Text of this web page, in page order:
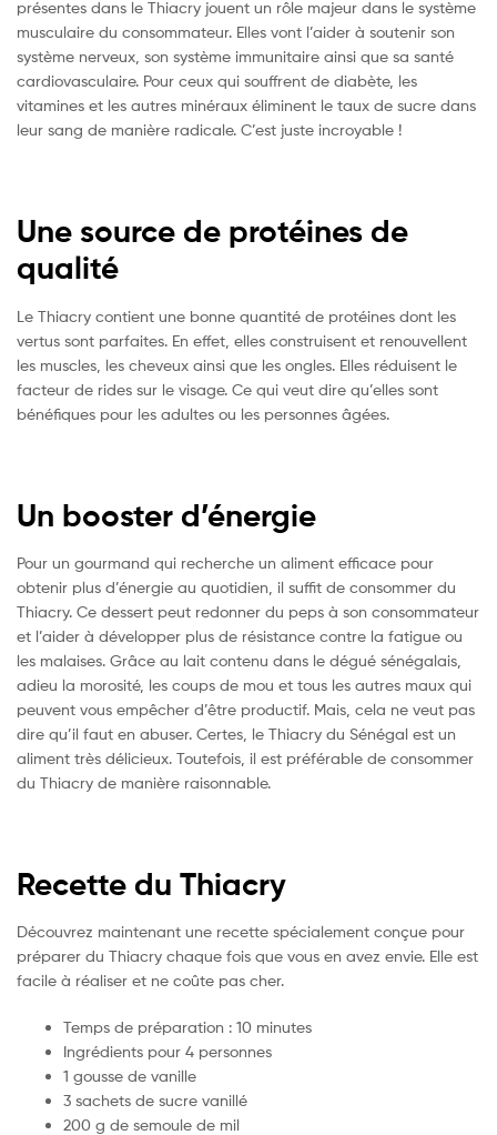
présentes dans le Thiacry jouent un rôle majeur dans le système
musculaire du consommateur. Elles vont l’aider à soutenir son
système nerveux, son système immunitaire ainsi que sa santé
cardiovasculaire. Pour ceux qui souffrent de diabète, les
vitamines et les autres minéraux éliminent le taux de sucre dans
leur sang de manière radicale. C’est juste incroyable !
Une source de protéines de
qualité
Le Thiacry contient une bonne quantité de protéines dont les
vertus sont parfaites. En effet, elles construisent et renouvellent
les muscles, les cheveux ainsi que les ongles. Elles réduisent le
facteur de rides sur le visage. Ce qui veut dire qu’elles sont
bénéfiques pour les adultes ou les personnes âgées.
Un booster d’énergie
Pour un gourmand qui recherche un aliment efficace pour
obtenir plus d’énergie au quotidien, il suffit de consommer du
Thiacry. Ce dessert peut redonner du peps à son consommateur
et l’aider à développer plus de résistance contre la fatigue ou
les malaises. Grâce au lait contenu dans le dégué sénégalais,
adieu la morosité, les coups de mou et tous les autres maux qui
peuvent vous empêcher d’être productif. Mais, cela ne veut pas
dire qu’il faut en abuser. Certes, le Thiacry du Sénégal est un
aliment très délicieux. Toutefois, il est préférable de consommer
du Thiacry de manière raisonnable.
Recette du Thiacry
Découvrez maintenant une recette spécialement conçue pour
préparer du Thiacry chaque fois que vous en avez envie. Elle est
facile à réaliser et ne coûte pas cher.
Temps de préparation : 10 minutes
Ingrédients pour 4 personnes
1 gousse de vanille
3 sachets de sucre vanillé
200 g de semoule de mil